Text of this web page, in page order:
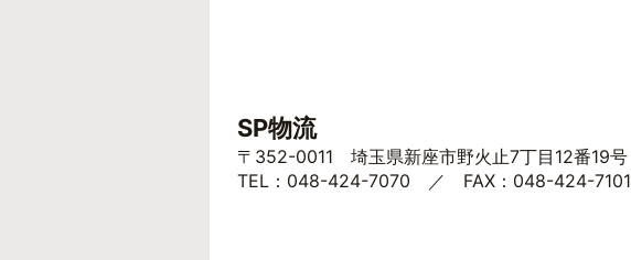
SP物流
〒352-0011 埼玉県新座市野火止7丁目12番19号
TEL：048-424-7070 ／ FAX：048-424-7101